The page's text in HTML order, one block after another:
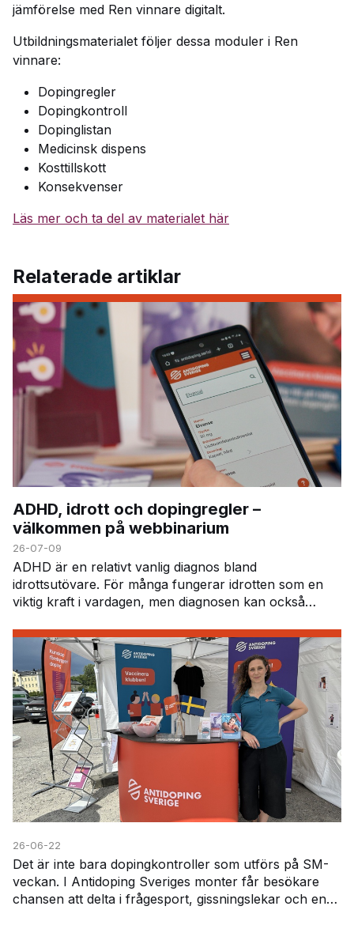
jämförelse med Ren vinnare digitalt.
Utbildningsmaterialet följer dessa moduler i Ren
vinnare:
Dopingregler
Dopingkontroll
Dopinglistan
Medicinsk dispens
Kosttillskott
Konsekvenser
Läs mer och ta del av materialet här
Relaterade artiklar
ADHD, idrott och dopingregler –
välkommen på webbinarium
26-07-09
ADHD är en relativt vanlig diagnos bland
idrottsutövare. För många fungerar idrotten som en
viktig kraft i vardagen, men diagnosen kan också
att h…
26-06-22
Det är inte bara dopingkontroller som utförs på SM-
veckan. I Antidoping Sveriges monter får besökare
chansen att delta i frågesport, gissningslekar och en